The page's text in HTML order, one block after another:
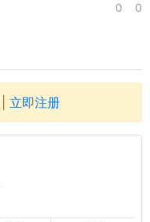
0 0
立即注册